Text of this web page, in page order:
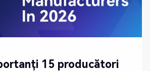
15 producători